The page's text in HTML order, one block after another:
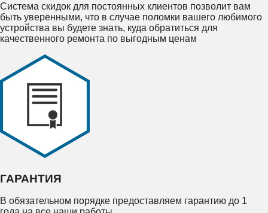
Система скидок для постоянных клиентов позволит вам
быть уверенными, что в случае поломки вашего любимого
устройства вы будете знать, куда обратиться для
качественного ремонта по выгодным ценам
ГАРАНТИЯ
В обязательном порядке предоставляем гарантию до 1